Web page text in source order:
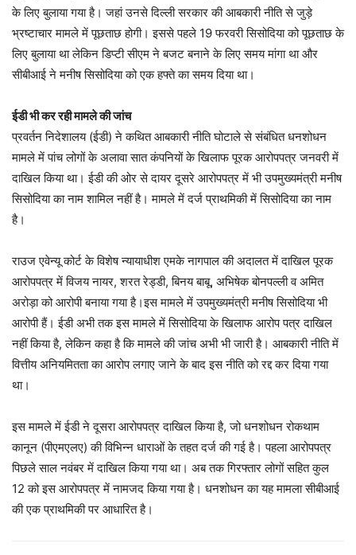
के लिए बुलाया गया है। जहां उनसे दिल्ली सरकार की आबकारी नीति से जुड़े
भ्रष्टाचार मामले में पूछताछ होगी। इससे पहले 19 फरवरी सिसोदिया को पूछताछ के
लिए बुलाया था लेकिन डिप्टी सीएम ने बजट बनाने के लिए समय मांगा था और
सीबीआई ने मनीष सिसोदिया को एक हफ्ते का समय दिया था।
ईडी भी कर रही मामले की जांच
प्रवर्तन निदेशालय (ईडी) ने कथित आबकारी नीति घोटाले से संबंधित धनशोधन
मामले में पांच लोगों के अलावा सात कंपनियों के खिलाफ पूरक आरोपपत्र जनवरी में
दाखिल किया था। ईडी की ओर से दायर दूसरे आरोपपत्र में भी उपमुख्यमंत्री मनीष
सिसोदिया का नाम शामिल नहीं है। मामले में दर्ज प्राथमिकी में सिसोदिया का नाम
है।
राउज एवेन्यू कोर्ट के विशेष न्यायाधीश एमके नागपाल की अदालत में दाखिल पूरक
आरोपपत्र में विजय नायर, शरत रेड्डी, बिनय बाबू, अभिषेक बोनपल्ली व अमित
अरोड़ा को आरोपी बनाया गया है।इस मामले में उपमुख्यमंत्री मनीष सिसोदिया भी
आरोपी हैं। ईडी अभी तक इस मामले में सिसोदिया के खिलाफ आरोप पत्र दाखिल
नहीं किया है, लेकिन कहा है कि मामले की जांच अभी भी जारी है। आबकारी नीति में
वित्तीय अनियमितता का आरोप लगाए जाने के बाद इस नीति को रद्द कर दिया गया
था।
इस मामले में ईडी ने दूसरा आरोपपत्र दाखिल किया है, जो धनशोधन रोकथाम
कानून (पीएमएलए) की विभिन्न धाराओं के तहत दर्ज की गई है। पहला आरोपपत्र
पिछले साल नवंबर में दाखिल किया गया था। अब तक गिरफ्तार लोगों सहित कुल
12 को इस आरोपपत्र में नामजद किया गया है। धनशोधन का यह मामला सीबीआई
की एक प्राथमिकी पर आधारित है।